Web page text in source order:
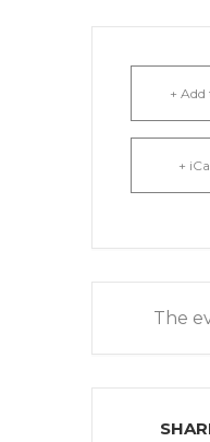
+ Add
+
The